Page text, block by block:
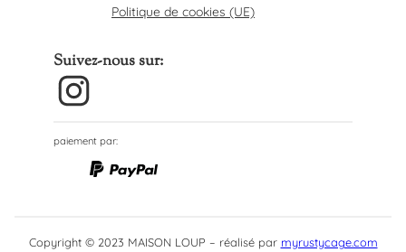
Politique de cookies (UE)
Suivez-nous sur:
Instagram
paiement par:
Copyright © 2023 MAISON LOUP – réalisé par myrustycage.com